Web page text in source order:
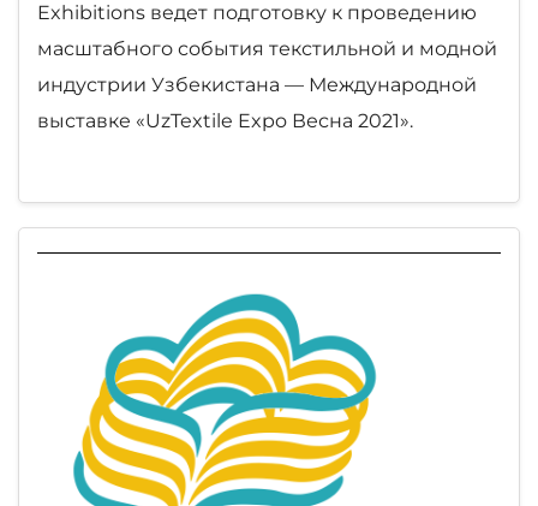
Exhibitions ведет подготовку к проведению
масштабного события текстильной и модной
индустрии Узбекистана — Международной
выставке «UzTextile Expo Весна 2021».